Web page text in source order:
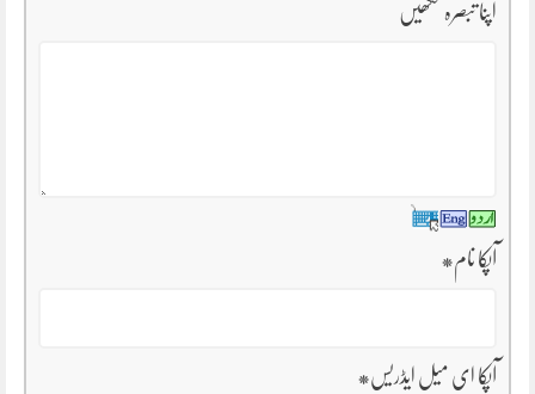
اپنا تبصرہ لکھیں
آپکا نام*
آپکا ای میل ایڈریس*